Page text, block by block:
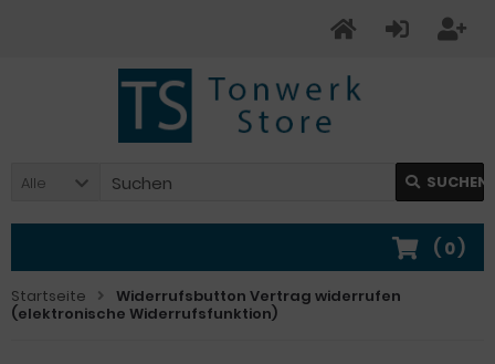
Alle SUCHEN
( 0)
Startseite
Widerrufsbutton Vertrag widerrufen
(elektronische Widerrufsfunktion)